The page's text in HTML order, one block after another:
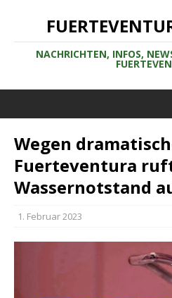
NACHRICHTEN, INFOS,
Wegen
Fuerteventura
Wassernotstand
1. Februar 2023